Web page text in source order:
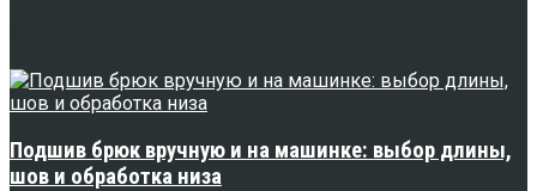
Подшив брюк вручную и на машинке: выбор длины,
шов и обработка низа